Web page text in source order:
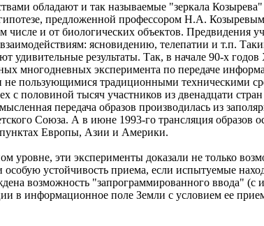
обладают и так называемые "зеркала
предложенной профессором Н.А.
числе и от биологических объектов. Предвидения
ясновидению, телепатии и т.п.
удивительные результаты. Так, в начале 90-х
многодневных эксперимента по передаче
не пользующимися традиционными техническими
с половиной тысяч участников из двенадцати
передача образов производилась из
Союза. А в июне 1993-го трансляция образов
Европы, Азии и Америки.
уровне, эти эксперименты доказали не только
устойчивость приема, если испытуемые
возможность "запрограммированного ввода" (с
в информационное поле Земли с условием ее